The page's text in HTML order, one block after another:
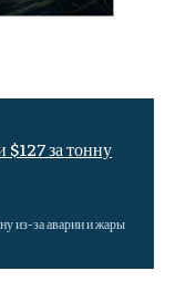
$127 за тонну
из-за аварии и жары